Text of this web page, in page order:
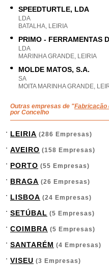
SPEEDTURTLE, LDA
LDA
BATALHA, LEIRIA
PRIMO - FERRAMENTAS
LDA
MARINHA GRANDE, LEIRIA
MOLDE MATOS, S.A.
SA
MOITA MARINHA GRANDE,
Outras empresas de "Fabricação
por Concelho
LEIRIA (286 Empresas)
AVEIRO (158 Empresas)
PORTO (55 Empresas)
BRAGA (26 Empresas)
LISBOA (24 Empresas)
SETÚBAL (5 Empresas)
COIMBRA (5 Empresas)
SANTARÉM (4 Empresas)
VISEU (3 Empresas)